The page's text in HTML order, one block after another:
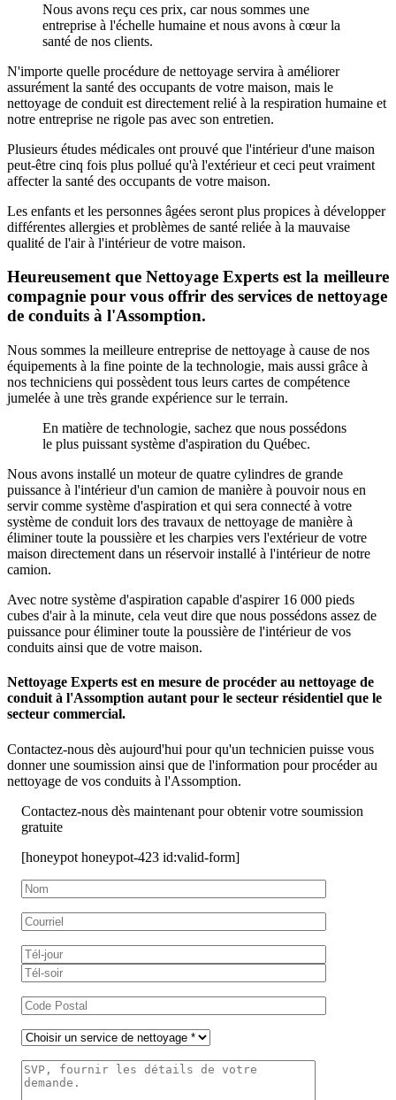
Nous avons reçu ces prix, car nous sommes une
entreprise à l'échelle humaine et nous avons à cœur la
santé de nos clients.
N'importe quelle procédure de nettoyage servira à améliorer
assurément la santé des occupants de votre maison, mais le
nettoyage de conduit est directement relié à la respiration humaine et
notre entreprise ne rigole pas avec son entretien.
Plusieurs études médicales ont prouvé que l'intérieur d'une maison
peut-être cinq fois plus pollué qu'à l'extérieur et ceci peut vraiment
affecter la santé des occupants de votre maison.
Les enfants et les personnes âgées seront plus propices à développer
différentes allergies et problèmes de santé reliée à la mauvaise
qualité de l'air à l'intérieur de votre maison.
Heureusement que Nettoyage Experts est la meilleure
compagnie pour vous offrir des services de nettoyage
de conduits à l'Assomption.
Nous sommes la meilleure entreprise de nettoyage à cause de nos
équipements à la fine pointe de la technologie, mais aussi grâce à
nos techniciens qui possèdent tous leurs cartes de compétence
jumelée à une très grande expérience sur le terrain.
En matière de technologie, sachez que nous possédons
le plus puissant système d'aspiration du Québec.
Nous avons installé un moteur de quatre cylindres de grande
puissance à l'intérieur d'un camion de manière à pouvoir nous en
servir comme système d'aspiration et qui sera connecté à votre
système de conduit lors des travaux de nettoyage de manière à
éliminer toute la poussière et les charpies vers l'extérieur de votre
maison directement dans un réservoir installé à l'intérieur de notre
camion.
Avec notre système d'aspiration capable d'aspirer 16 000 pieds
cubes d'air à la minute, cela veut dire que nous possédons assez de
puissance pour éliminer toute la poussière de l'intérieur de vos
conduits ainsi que de votre maison.
Nettoyage Experts est en mesure de procéder au nettoyage de
conduit à l'Assomption autant pour le secteur résidentiel que le
secteur commercial.
Contactez-nous dès aujourd'hui pour qu'un technicien puisse vous
donner une soumission ainsi que de l'information pour procéder au
nettoyage de vos conduits à l'Assomption.
Contactez-nous dès maintenant pour obtenir votre soumission
gratuite
[honeypot honeypot-423 id:valid-form]